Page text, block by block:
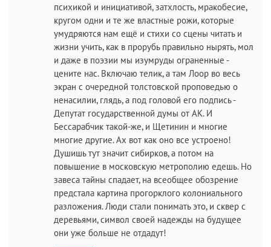
психикой и инициативой, затхлость, мракобесие,
кругом одни и те же властные рожи, которые
умудряются нам ещё и стихи со сцены читать и
жизни учить, как в прорубь правильно нырять, мол
и даже в поэзии мы изумруды ограненные -
цените нас. Включаю телик, а там Лоор во весь
экран с очередной толстовской проповедью о
ненасилии, глядь, а под головой его подпись -
Депутат государственной думы от АК. И
Бессарабчик такой-же, и Щетинин и многие
многие другие. Ах вот как оно все устроено!
Душишь тут значит сибирков, а потом на
повышение в московскую метрополию едешь. Но
завеса тайны спадает, на всеобщее обозрение
предстала картина прогорклого колониального
разложения. Люди стали понимать это, и сквер с
деревьями, символ своей надежды на будущее
они уже больше не отдадут!